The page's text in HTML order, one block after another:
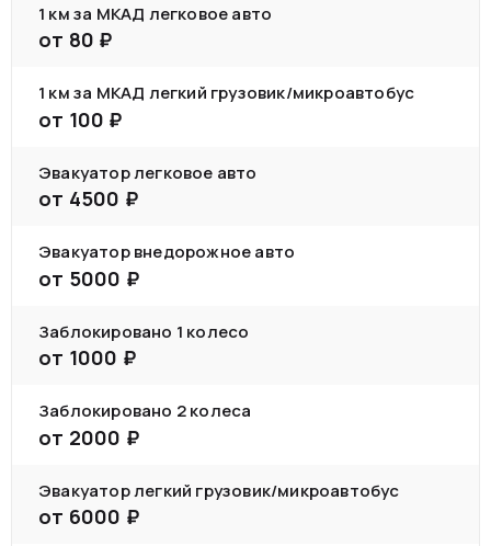
1 км за МКАД легковое авто
от 80 ₽
1 км за МКАД легкий грузовик/микроавтобус
от 100 ₽
Эвакуатор легковое авто
от 4500 ₽
Эвакуатор внедорожное авто
от 5000 ₽
Заблокировано 1 колесо
от 1000 ₽
Заблокировано 2 колеса
от 2000 ₽
Эвакуатор легкий грузовик/микроавтобус
от 6000 ₽